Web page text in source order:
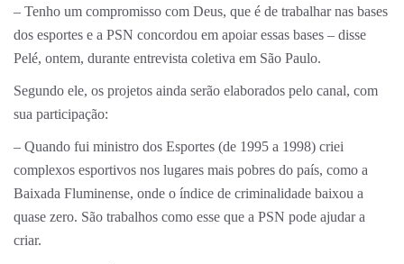
– Tenho um compromisso com Deus, que é de trabalhar nas bases
dos esportes e a PSN concordou em apoiar essas bases – disse
Pelé, ontem, durante entrevista coletiva em São Paulo.
Segundo ele, os projetos ainda serão elaborados pelo canal, com
sua participação:
– Quando fui ministro dos Esportes (de 1995 a 1998) criei
complexos esportivos nos lugares mais pobres do país, como a
Baixada Fluminense, onde o índice de criminalidade baixou a
quase zero. São trabalhos como esse que a PSN pode ajudar a
criar.